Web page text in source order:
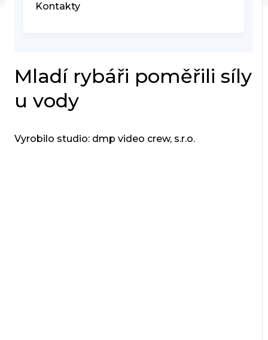
Kontakty
Mladí rybáři poměřili síly
u vody
Vyrobilo studio: dmp video crew, s.r.o.